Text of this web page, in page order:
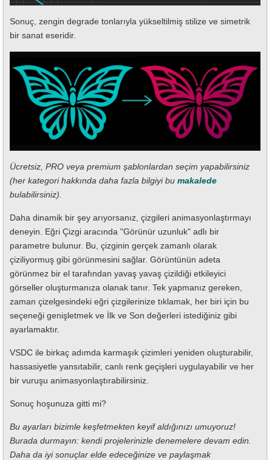
Sonuç, zengin degrade tonlarıyla yükseltilmiş stilize ve simetrik
bir sanat eseridir.
Ücretsiz, PRO veya premium şablonlardan seçim yapabilirsiniz
(her kategori hakkında daha fazla bilgiyi bu makalede
bulabilirsiniz).
Daha dinamik bir şey arıyorsanız, çizgileri animasyonlaştırmayı
deneyin. Eğri Çizgi aracında "Görünür uzunluk" adlı bir
parametre bulunur. Bu, çizginin gerçek zamanlı olarak
çiziliyormuş gibi görünmesini sağlar. Görüntünün adeta
görünmez bir el tarafından yavaş yavaş çizildiği etkileyici
görseller oluşturmanıza olanak tanır. Tek yapmanız gereken,
zaman çizelgesindeki eğri çizgilerinize tıklamak, her biri için bu
seçeneği genişletmek ve İlk ve Son değerleri istediğiniz gibi
ayarlamaktır.
VSDC ile birkaç adımda karmaşık çizimleri yeniden oluşturabilir,
hassasiyetle yansıtabilir, canlı renk geçişleri uygulayabilir ve her
bir vuruşu animasyonlaştırabilirsiniz.
Sonuç hoşunuza gitti mi?
Bu ayarları bizimle keşfetmekten keyif aldığınızı umuyoruz!
Burada durmayın: kendi projelerinizle denemelere devam edin.
Daha da iyi sonuçlar elde edeceğinize ve paylaşmak